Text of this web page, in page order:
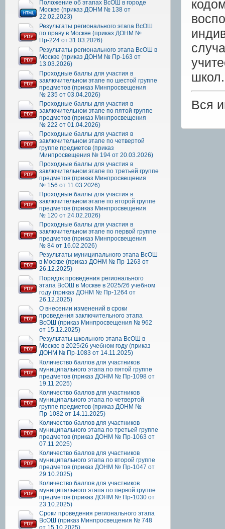
Положение об этапах ВсОШ в городе
Москве (приказ ДОНМ № 138 от
22.02.2023)
Результаты регионального этапа ВсОШ
по праву в Москве (приказ ДОНМ №
Пр-224 от 31.03.2026)
Результаты регионального этапа ВсОШ в
Москве (приказ ДОНМ № Пр-163 от
13.03.2026)
Проходные баллы для участия в
заключительном этапе по шестой группе
предметов (приказ Минпросвещения
№ 235 от 03.04.2026)
Проходные баллы для участия в
заключительном этапе по пятой группе
предметов (приказ Минпросвещения
№ 222 от 01.04.2026)
Проходные баллы для участия в
заключительном этапе по четвертой
группе предметов (приказ
Минпросвещения № 194 от 20.03.2026)
Проходные баллы для участия в
заключительном этапе по третьей группе
предметов (приказ Минпросвещения
№ 156 от 11.03.2026)
Проходные баллы для участия в
заключительном этапе по второй группе
предметов (приказ Минпросвещения
№ 120 от 24.02.2026)
Проходные баллы для участия в
заключительном этапе по первой группе
предметов (приказ Минпросвещения
№ 84 от 16.02.2026)
Результаты муниципального этапа ВсОШ
в Москве (приказ ДОНМ № Пр-1263 от
26.12.2025)
Порядок проведения регионального
этапа ВсОШ в Москве в 2025/26 учебном
году (приказ ДОНМ № Пр-1264 от
26.12.2025)
О внесении изменений в сроки
проведения заключительного этапа
ВсОШ (приказ Минпросвещения № 962
от 15.12.2025)
Результаты школьного этапа ВсОШ в
Москве в 2025/26 учебном году (приказ
ДОНМ № Пр-1083 от 14.11.2025)
Количество баллов для участников
муниципального этапа по пятой группе
предметов (приказ ДОНМ № Пр-1098 от
19.11.2025)
Количество баллов для участников
муниципального этапа по четвертой
группе предметов (приказ ДОНМ №
Пр-1082 от 14.11.2025)
Количество баллов для участников
муниципального этапа по третьей группе
предметов (приказ ДОНМ № Пр-1063 от
07.11.2025)
Количество баллов для участников
муниципального этапа по второй группе
предметов (приказ ДОНМ № Пр-1047 от
29.10.2025)
Количество баллов для участников
муниципального этапа по первой группе
предметов (приказ ДОНМ № Пр-1030 от
23.10.2025)
Сроки проведения регионального этапа
ВсОШ (приказ Минпросвещения № 748
от 15.10.2025)
школ.
Вся